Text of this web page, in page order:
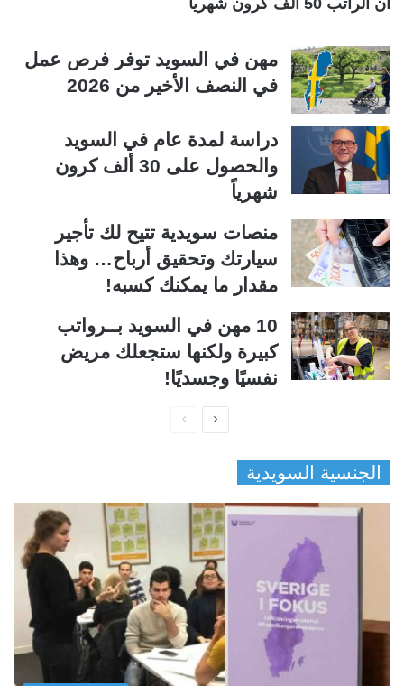
أن الراتب 50 ألف كرون شهرياً
مهن في السويد توفر فرص عمل
في النصف الأخير من 2026
دراسة لمدة عام في السويد
والحصول على 30 ألف كرون
شهرياً
منصات سويدية تتيح لك تأجير
سيارتك وتحقيق أرباح… وهذا
مقدار ما يمكنك كسبه!
10 مهن في السويد بــرواتب
كبيرة ولكنها ستجعلك مريض
نفسيًا وجسديًا!
ا
س
ا
ب
ح
ة
ا
ل
ت
ا
ل
الجنسية السويدية